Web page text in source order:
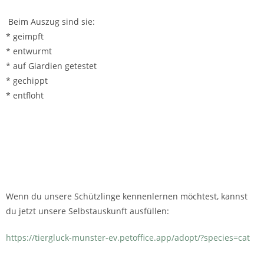
Beim Auszug sind sie:
* geimpft
* entwurmt
* auf Giardien getestet
* gechippt
* entfloht
Wenn du unsere Schützlinge kennenlernen möchtest, kannst
du jetzt unsere Selbstauskunft ausfüllen:
https://tiergluck-munster-ev.petoffice.app/adopt/?species=cat